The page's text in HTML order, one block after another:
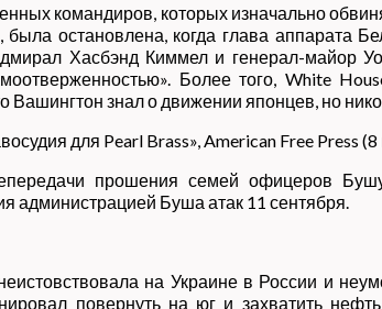
командиров, которых изначально
остановлена, когда глава аппарата
Хасбэнд Киммел и генерал-майор
Более того, White
Вашингтон знал о движении японцев, но
для Pearl Brass», American Free Press (8
прошения семей офицеров
администрацией Буша атак 11 сентября.
на Украине в России и
повернуть на юг и захватить